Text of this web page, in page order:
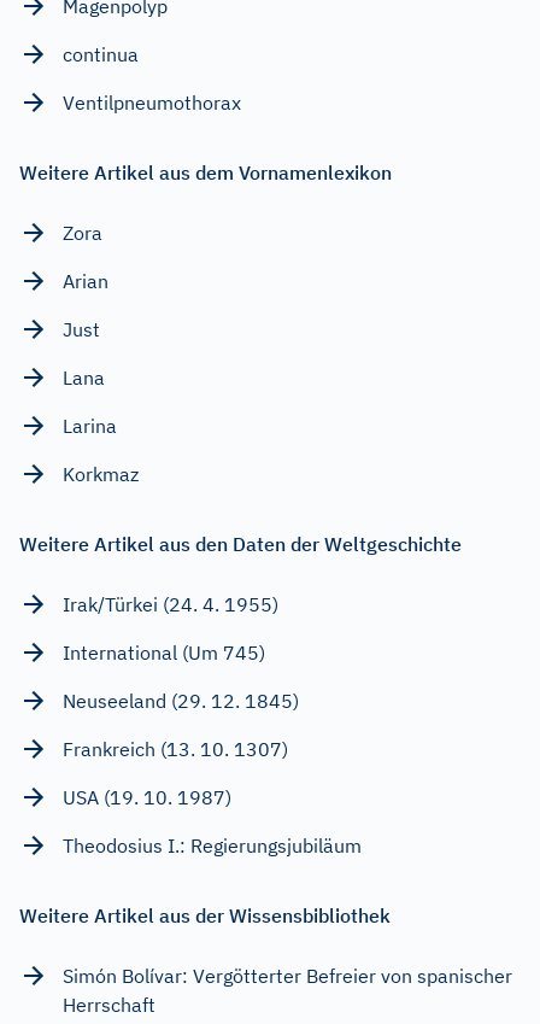
Magenpolyp
continua
Ventilpneumothorax
Weitere Artikel aus dem Vornamenlexikon
Zora
Arian
Just
Lana
Larina
Korkmaz
Weitere Artikel aus den Daten der Weltgeschichte
Irak/Türkei (24. 4. 1955)
International (Um 745)
Neuseeland (29. 12. 1845)
Frankreich (13. 10. 1307)
USA (19. 10. 1987)
Theodosius I.: Regierungsjubiläum
Weitere Artikel aus der Wissensbibliothek
Simón Bolívar: Vergötterter Befreier von spanischer
Herrschaft